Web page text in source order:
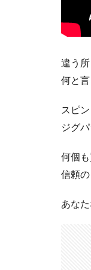
違う
何と
スピ
ジグ
何個
信頼
あな